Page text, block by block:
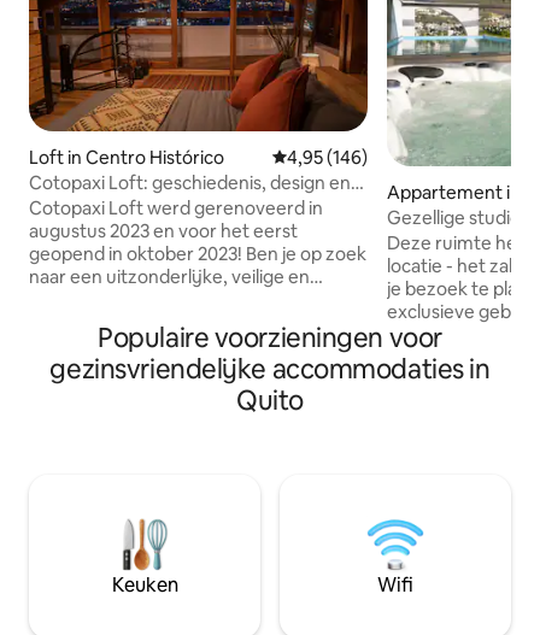
Loft in Centro Histórico Gemiddelde beoordeling van
4,95 (146)
Cotopaxi Loft: geschiedenis, design en
innovatie
Cotopaxi Loft werd gerenoveerd in
augustus 2023 en voor het eerst
geopend in oktober 2023! Ben je op zoek
naar een uitzonderlijke, veilige en
de 5 meest bezochte toeristische
plaatsen in de Ecuadoraanse hoofdstad,
je bent op de juiste plek aangekomen.
Deze loft combineert de charme van
het historische centrum met de
is om je een onvergetelijke ervaring te
Appartement in
lina
Gezellige studio
uitzicht!
Deze ruimte
locatie - het zal
je bezoek te
exclusieve
del Salvador in
Carolina,
restaurants en
een zwembad,
fitnessruimte en
Populaire voorzieningen voor
gezinsvriendelijke accommodaties in
Quito
Keuken Wifi